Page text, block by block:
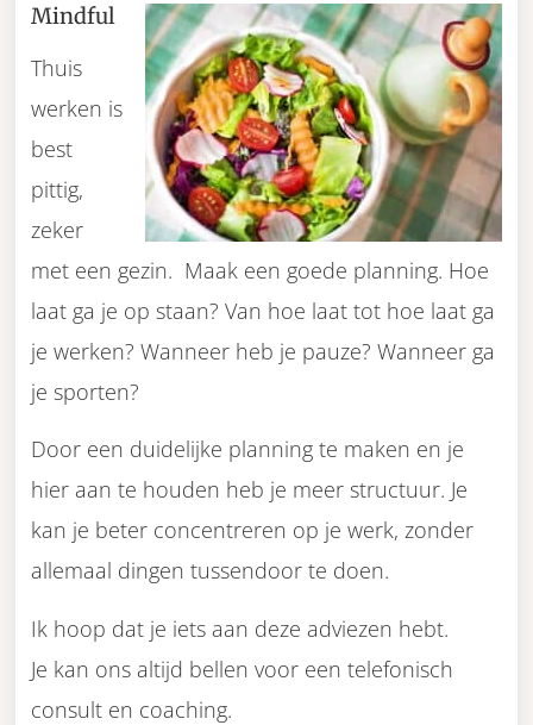
Mindful
Thuis
werken is
best
pittig,
zeker
met een gezin. Maak een goede planning. Hoe
laat ga je op staan? Van hoe laat tot hoe laat ga
je werken? Wanneer heb je pauze? Wanneer ga
je sporten?
Door een duidelijke planning te maken en je
hier aan te houden heb je meer structuur. Je
kan je beter concentreren op je werk, zonder
allemaal dingen tussendoor te doen.
Ik hoop dat je iets aan deze adviezen hebt.
Je kan ons altijd bellen voor een telefonisch
consult en coaching.